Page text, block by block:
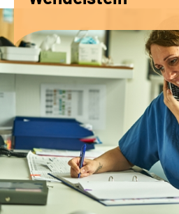
Karriere
Sozialdienste & Zuweisende
Suche
Leichte Sprache
Gebärdensprache